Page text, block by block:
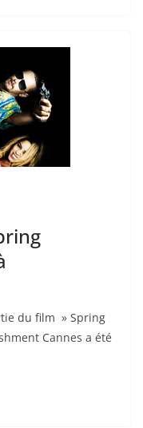
du film » Spring
Cannes a été